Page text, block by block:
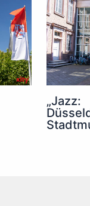
„Jazz: